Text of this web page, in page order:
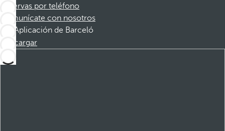
Reservas por teléfono
Comunícate con nosotros
Aplicación de Barceló
Descargar